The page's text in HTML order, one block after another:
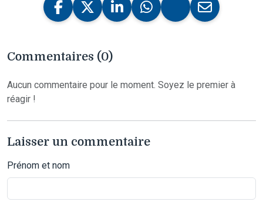
Commentaires (0)
Aucun commentaire pour le moment. Soyez le premier à
réagir !
Laisser un commentaire
Prénom et nom